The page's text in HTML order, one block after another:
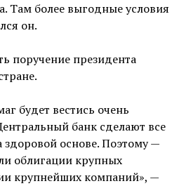
Там более выгодные условия
он.
поручение президента
будет вестись очень
банк сделают все
здоровой основе. Поэтому —
облигации крупных
крупнейших компаний», —